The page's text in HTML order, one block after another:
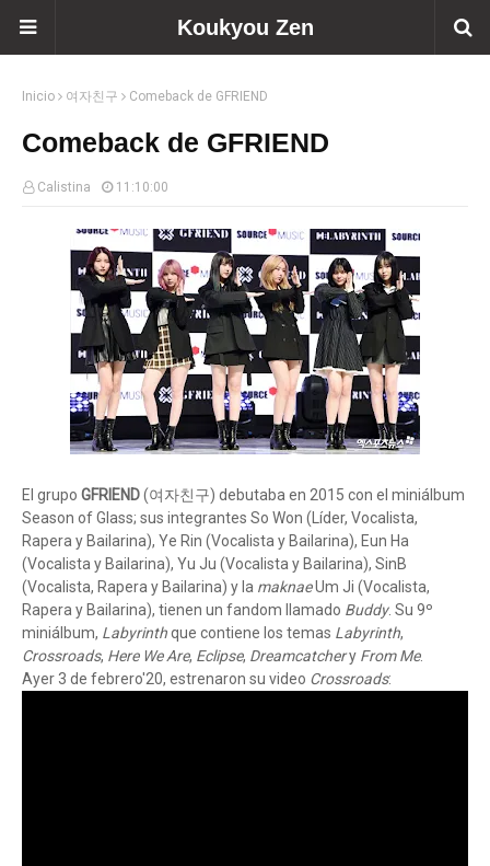
Koukyou Zen
Inicio 여자친구 Comeback de GFRIEND
Comeback de GFRIEND
Calistina 11:10:00
El grupo GFRIEND(여자친구) debutaba en 2015 con el miniálbum
Season of Glass; sus integrantes So Won (Líder, Vocalista,
Rapera y Bailarina), Ye Rin (Vocalista y Bailarina), Eun Ha
(Vocalista y Bailarina), Yu Ju (Vocalista y Bailarina), SinB
(Vocalista, Rapera y Bailarina) y la maknaeUm Ji (Vocalista,
Rapera y Bailarina), tienen un fandom llamado Buddy. Su 9º
miniálbum, Labyrinthque contiene los temas Labyrinth,
Crossroads, Here We Are, Eclipse, Dreamcatchery From Me.
Ayer 3 de febrero'20, estrenaron su video Crossroads: